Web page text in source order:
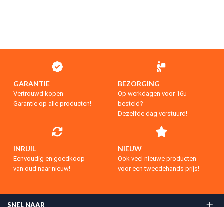
GARANTIE
Vertrouwd kopen
Garantie op alle producten!
BEZORGING
Op werkdagen voor 16u
besteld?
Dezelfde dag verstuurd!
INRUIL
Eenvoudig en goedkoop
van oud naar nieuw!
NIEUW
Ook veel nieuwe producten
voor een tweedehands prijs!
SNEL NAAR